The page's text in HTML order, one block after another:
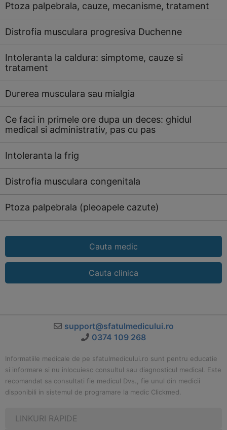
Ptoza palpebrala, cauze, mecanisme, tratament
Distrofia musculara progresiva Duchenne
Intoleranta la caldura: simptome, cauze si
tratament
Durerea musculara sau mialgia
Ce faci in primele ore dupa un deces: ghidul
medical si administrativ, pas cu pas
Intoleranta la frig
Distrofia musculara congenitala
Ptoza palpebrala (pleoapele cazute)
Cauta medic
Cauta clinica
support@sfatulmedicului.ro
0374 109 268
Informatiile medicale de pe sfatulmedicului.ro sunt pentru educatie
si informare si nu inlocuiesc consultul sau diagnosticul medical. Este
recomandat sa consultati fie medicul Dvs., fie unul din medicii
disponibili in sistemul de programare la medic Clickmed.
LINKURI RAPIDE